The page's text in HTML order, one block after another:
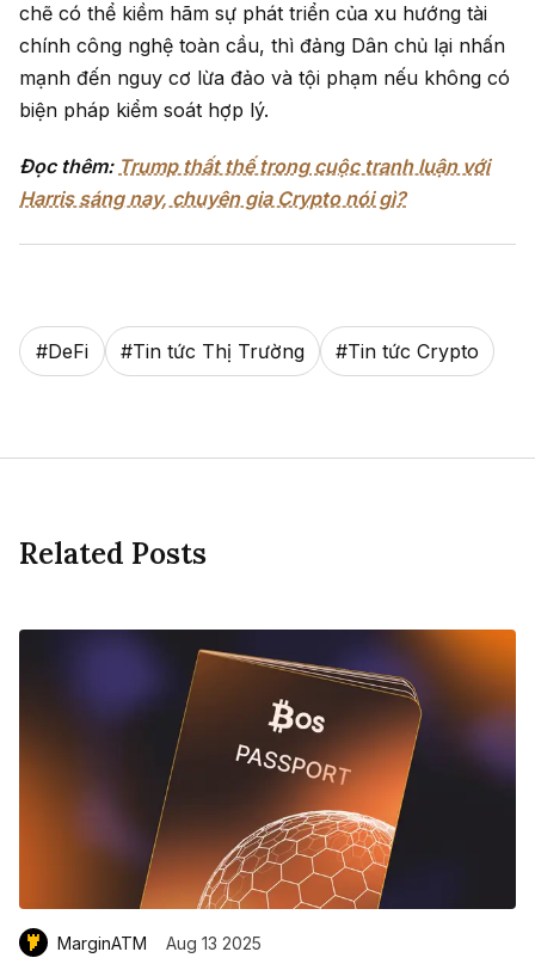
chẽ có thể kiềm hãm sự phát triển của xu hướng tài
chính công nghệ toàn cầu, thì đảng Dân chủ lại nhấn
mạnh đến nguy cơ lừa đảo và tội phạm nếu không có
biện pháp kiểm soát hợp lý.
Đọc thêm: Trump thất thế trong cuộc tranh luận với
Harris sáng nay, chuyên gia Crypto nói gì?
#DeFi #Tin tức Thị Trường #Tin tức Crypto
Related Posts
MarginATM Aug 13 2025